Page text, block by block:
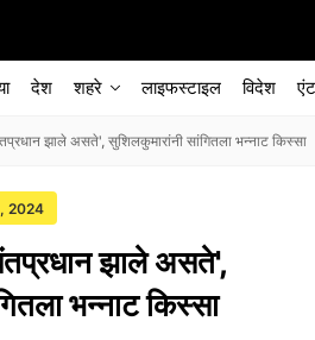
देश शहरे लाइफस्टाइल विदेश
झाले असते', सुशिलकुमारांनी सांगितला भन्नाट किस्सा
2024
झाले असते',
भन्नाट किस्सा